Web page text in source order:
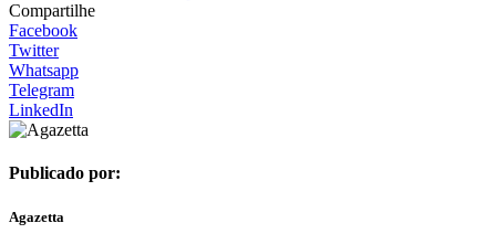
Compartilhe
Facebook
Twitter
Whatsapp
Telegram
LinkedIn
Publicado por:
Agazetta